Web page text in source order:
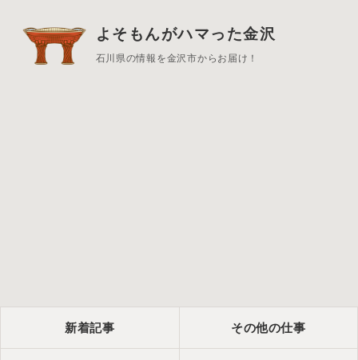
よそもんがハマった金沢
石川県の情報を金沢市からお届け！
新着記事 その他の仕事